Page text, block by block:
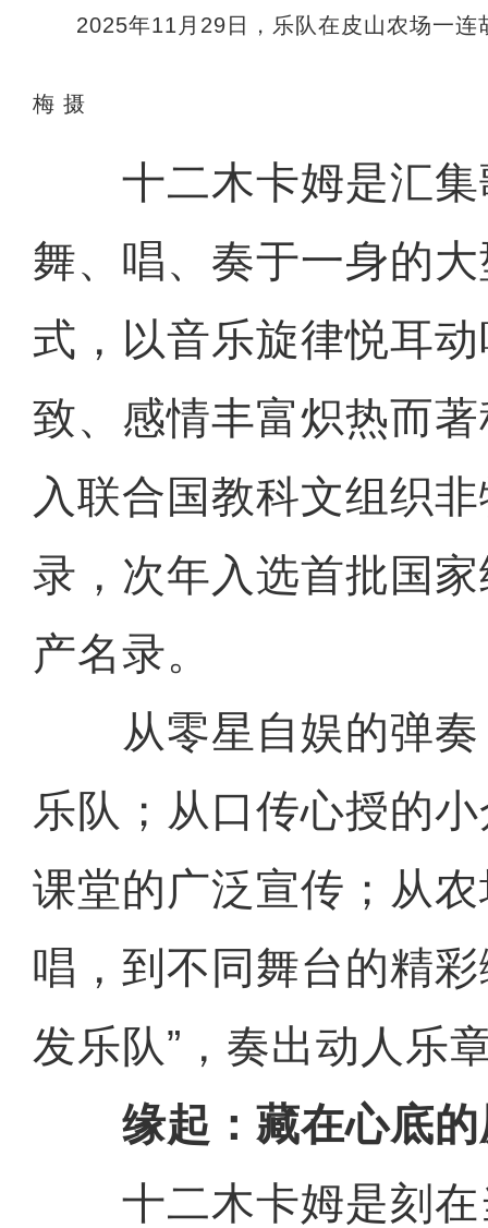
2025年11月29日，乐队在皮山农场一
梅 摄
十二木卡姆是汇集
舞、唱、奏于一身的
式，以音乐旋律悦耳
致、感情丰富炽热而
入联合国教科文组织
录，次年入选首批国
产名录。
从零星自娱的弹奏
乐队；从口传心授的
课堂的广泛宣传；从
唱，到不同舞台的精
发乐队”，奏出动人乐
缘起：藏在心底
十二木卡姆是刻在